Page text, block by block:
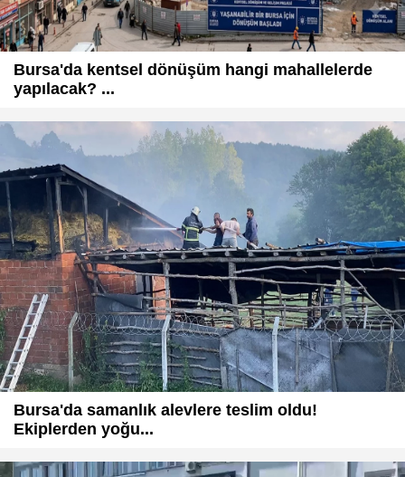
Bursa'da kentsel dönüşüm hangi mahallelerde
yapılacak? ...
Bursa'da samanlık alevlere teslim oldu!
Ekiplerden yoğu...